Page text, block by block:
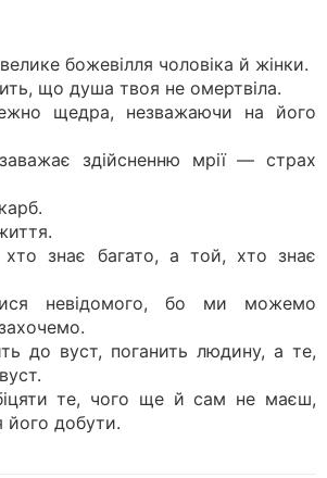
божевілля чоловіка й жінки.
що душа твоя не омертвіла.
щедра, незважаючи на його
здійсненню мрії — страх
знає багато, а той, хто знає
невідомого, бо ми можемо
до вуст, поганить людину, а те,
те, чого ще й сам не маєш,
його добути.